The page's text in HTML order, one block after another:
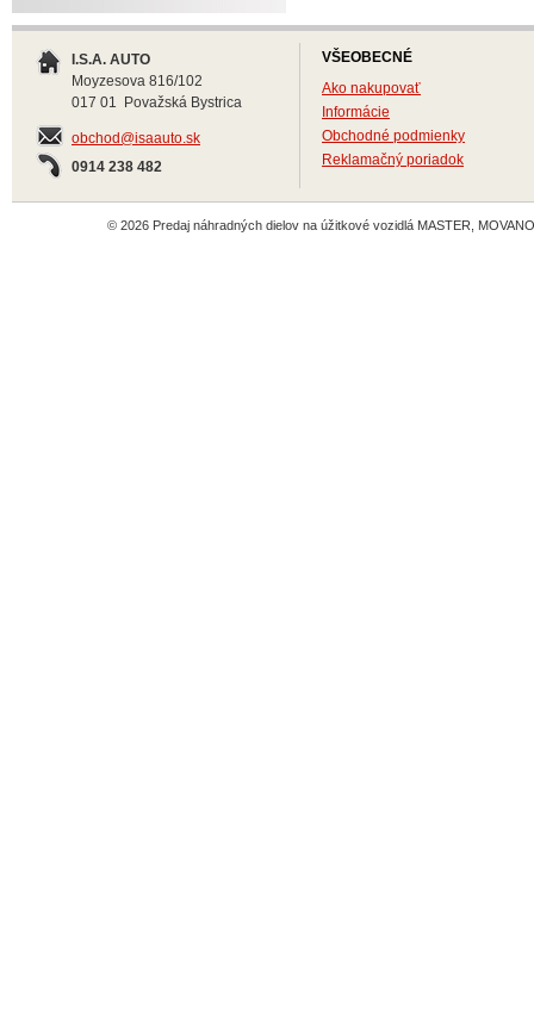
I.S.A. AUTO
Moyzesova 816/102
017 01 Považská Bystrica
obchod@isaauto.sk
0914 238 482
VŠEOBECNÉ
Ako nakupovať
Informácie
Obchodné podmienky
Reklamačný poriadok
© 2026 Predaj náhradných dielov na úžitkové vozidlá MASTER,